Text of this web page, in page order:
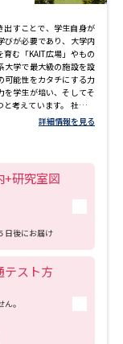
出すことで、学生自身が
びが必要であり、大学内
む「KAIT広場」やもの
大学で最大級の施設を設
可能性をカタチにする力
を学生が培い、そしてそ
考えています。 社会の
るため、 2026年4月、
ます。 KAITは、学生が
うな力を身につけること
工科大学のコミュニケ
詳細情報を見る
+研究室図
日後にお届け
テスト方
。